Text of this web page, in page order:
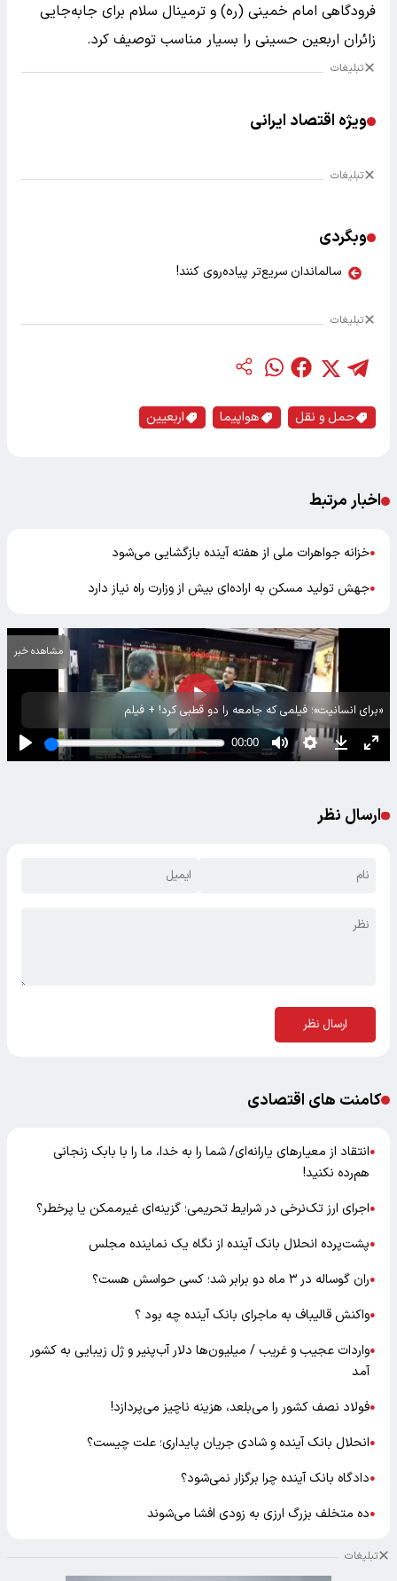
فرودگاهی امام خمینی (ره) و ترمینال سلام برای جابه‌جایی
زائران اربعین حسینی را بسیار مناسب توصیف کرد.
تبلیغات
ویژه اقتصاد ایرانی
تبلیغات
وبگردی
سالماندان سریع‌تر پیاده‌روی کنند!
تبلیغات
حمل و نقل هواپیما اربعیین
اخبار مرتبط
●خزانه جواهرات ملی از هفته آینده بازگشایی می‌شود
●جهش تولید مسکن به اراده‌ای بیش از وزارت راه نیاز دارد
«برای انسانیت»؛ فیلمی که جامعه را دو قطبی کرد! + فیلم
مشاهده خبر
ارسال نظر
ارسال نظر
کامنت های اقتصادی
●انتقاد از معیارهای یارانه‌ای/ شما را به خدا، ما را با بابک زنجانی
هم‌رده نکنید!
●اجرای ارز تک‌نرخی در شرایط تحریمی؛ گزینه‌ای غیرممکن یا پرخطر؟
●پشت‌پرده انحلال بانک آینده از نگاه یک نماینده مجلس
●ران گوساله در ۳ ماه دو برابر شد؛ کسی حواسش هست؟
●واکنش قالیباف به ماجرای بانک آینده چه بود ؟
●واردات عجیب و غریب / میلیون‌ها دلار آب‌پنیر و ژل زیبایی به کشور
آمد
●فولاد نصف کشور را می‌بلعد، هزینه ناچیز می‌پردازد!
●انحلال بانک آینده و شادی جریان پایداری؛ علت چیست؟
●دادگاه بانک آینده چرا برگزار نمی‌شود؟
●ده متخلف بزرگ ارزی به زودی افشا می‌شوند
تبلیغات